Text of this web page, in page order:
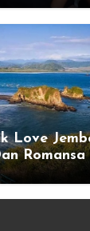
Love